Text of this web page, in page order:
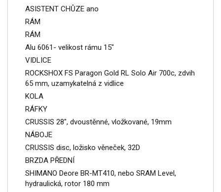
ASISTENT CHŮZE ano
RÁM
RÁM
Alu 6061- velikost rámu 15"
VIDLICE
ROCKSHOX FS Paragon Gold RL Solo Air 700c, zdvih
65 mm, uzamykatelná z vidlice
KOLA
RÁFKY
CRUSSIS 28", dvoustěnné, vložkované, 19mm
NÁBOJE
CRUSSIS disc, ložisko věneček, 32D
BRZDA PŘEDNÍ
SHIMANO Deore BR-MT410, nebo SRAM Level,
hydraulická, rotor 180 mm